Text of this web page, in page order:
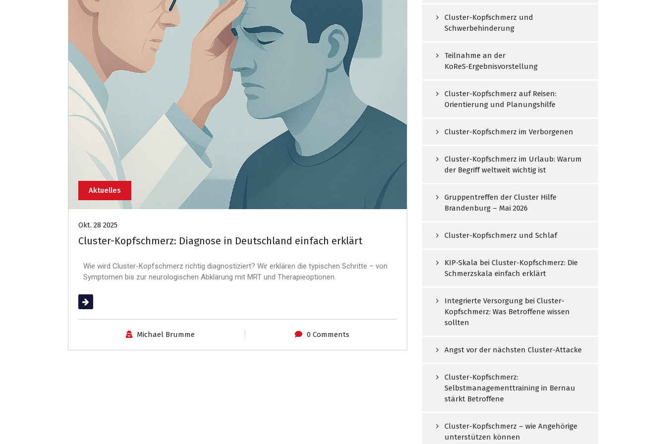
Aktuelles
Okt. 28 2025
Cluster-Kopfschmerz: Diagnose in Deutschland einfach erklärt
Wie wird Cluster-Kopfschmerz richtig diagnostiziert? Wir erklären die typischen Schritte – von
Symptomen bis zur neurologischen Abklärung mit MRT und Therapieoptionen.
(mehr …)
Michael Brumme 0 Comments
Cluster-Kopfschmerz und
Schwerbehinderung
Teilnahme an der
KoReS‑Ergebnisvorstellung
Cluster-Kopfschmerz auf Reisen:
Orientierung und Planungshilfe
Cluster-Kopfschmerz im Verborgenen
Cluster-Kopfschmerz im Urlaub: Warum
der Begriff weltweit wichtig ist
Gruppentreffen der Cluster Hilfe
Brandenburg – Mai 2026
Cluster-Kopfschmerz und Schlaf
KIP-Skala bei Cluster-Kopfschmerz: Die
Schmerzskala einfach erklärt
Integrierte Versorgung bei Cluster-
Kopfschmerz: Was Betroffene wissen
sollten
Angst vor der nächsten Cluster-Attacke
Cluster-Kopfschmerz:
Selbstmanagementtraining in Bernau
stärkt Betroffene
Cluster-Kopfschmerz – wie Angehörige
unterstützen können